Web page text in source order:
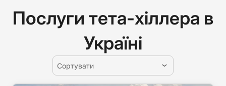
Послуги тета-хіллера в
Україні
Сортувати